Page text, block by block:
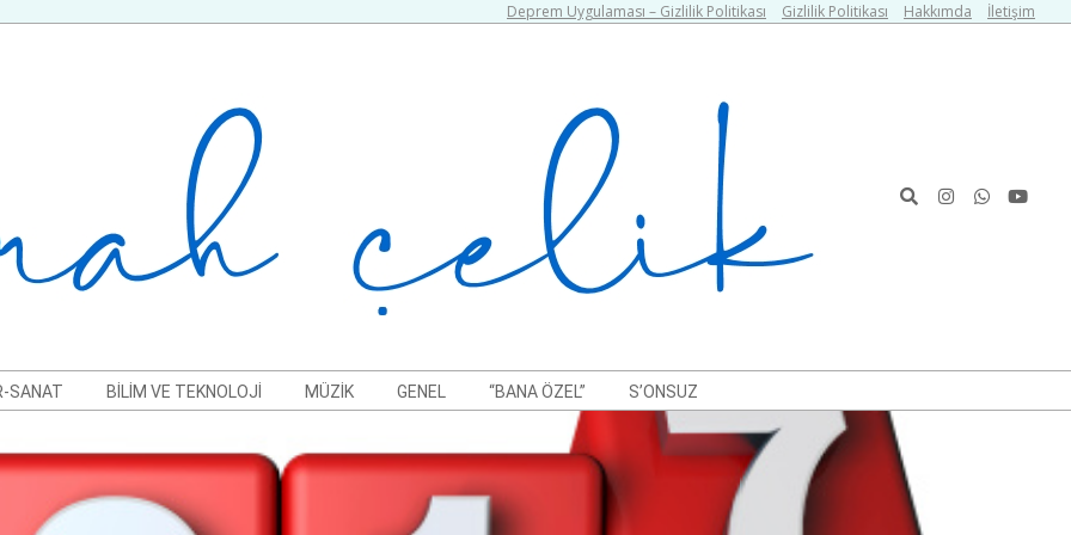
Deprem Uygulaması – Gizlilik Politikası Gizlilik Politikası Hakkımda İletişim
Search
SANAT BILIM VE TEKNOLOJI MÜZIK GENEL “BANA ÖZEL” S’ONSUZ